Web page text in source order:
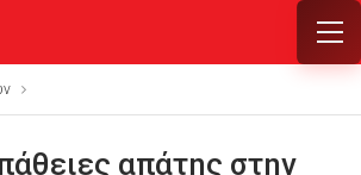
απάτης στην